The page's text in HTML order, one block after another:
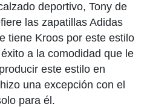
deportivo, Tony de
las zapatillas Adidas
tiene Kroos por este estilo
a la comodidad que le
este estilo en
una excepción con el
para él.